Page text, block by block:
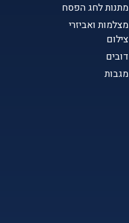
מתנות לחג הפסח
מצלמות ואביזרי
צילום
דובים
מגבות